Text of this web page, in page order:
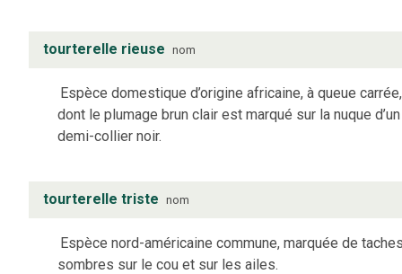
tourterelle rieuse nom
Espèce domestique d’origine africaine, à queue carrée,
dont le plumage brun clair est marqué sur la nuque d’un
demi-collier noir.
tourterelle triste nom
Espèce nord-américaine commune, marquée de
sombres sur le cou et sur les ailes.